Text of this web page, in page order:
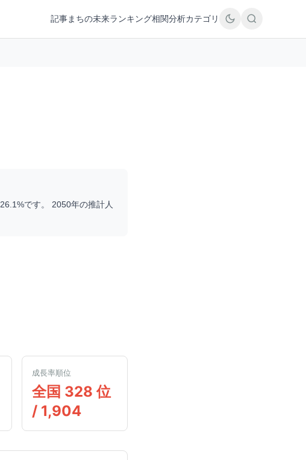
記事まちの未来ランキング相関分析カテゴリ
26.1%です。 2050年の推計人
成長率順位
全国 328 位
/ 1,904